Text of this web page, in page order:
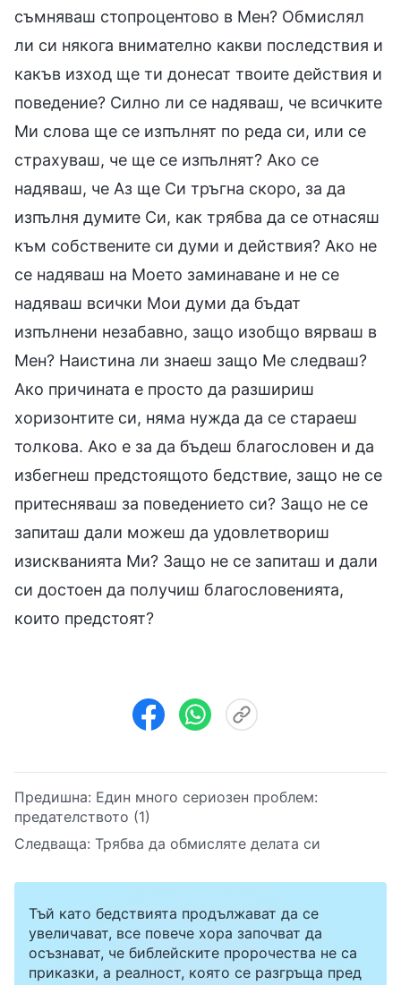
съмняваш стопроцентово в Мен? Обмислял
ли си някога внимателно какви последствия и
какъв изход ще ти донесат твоите действия и
поведение? Силно ли се надяваш, че всичките
Ми слова ще се изпълнят по реда си, или се
страхуваш, че ще се изпълнят? Ако се
надяваш, че Аз ще Си тръгна скоро, за да
изпълня думите Си, как трябва да се отнасяш
към собствените си думи и действия? Ако не
се надяваш на Моето заминаване и не се
надяваш всички Мои думи да бъдат
изпълнени незабавно, защо изобщо вярваш в
Мен? Наистина ли знаеш защо Ме следваш?
Ако причината е просто да разшириш
хоризонтите си, няма нужда да се стараеш
толкова. Ако е за да бъдеш благословен и да
избегнеш предстоящото бедствие, защо не се
притесняваш за поведението си? Защо не се
запиташ дали можеш да удовлетвориш
изискванията Ми? Защо не се запиташ и дали
си достоен да получиш благословенията,
които предстоят?
Предишна: Един много сериозен проблем:
предателството (1)
Следваща: Трябва да обмисляте делата си
Тъй като бедствията продължават да се
увеличават, все повече хора започват да
осъзнават, че библейските пророчества не са
приказки, а реалност, която се разгръща пред